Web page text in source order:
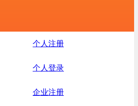
个人注册
个人登录
企业注册